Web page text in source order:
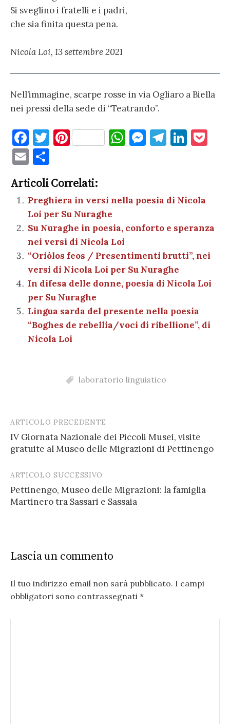
Si sveglino i fratelli e i padri,
che sia finita questa pena.
Nicola Loi, 13 settembre 2021
Nell’immagine, scarpe rosse in via Ogliaro a Biella
nei pressi della sede di “Teatrando”.
F
a
c
e
b
o
o
k
T
te
r
Pi
es
t
W
A
p
M
g
er
T
a
Li
dI
E
m
ai
l
o
n
di
vi
di
Articoli Correlati:
Preghiera in versi nella poesia di Nicola
Loi per Su Nuraghe
Su Nuraghe in poesia, conforto e speranza
nei versi di Nicola Loi
“Oriòlos feos / Presentimenti brutti”, nei
versi di Nicola Loi per Su Nuraghe
In difesa delle donne, poesia di Nicola Loi
per Su Nuraghe
Lingua sarda del presente nella poesia
“Boghes de rebellia/voci di ribellione”, di
Nicola Loi
laboratorio linguistico
Post
navigation
ARTICOLO PRECEDENTE
IV Giornata Nazionale dei Piccoli Musei, visite
gratuite al Museo delle Migrazioni di Pettinengo
ARTICOLO SUCCESSIVO
Pettinengo, Museo delle Migrazioni: la famiglia
Martinero tra Sassari e Sassaia
Lascia un commento
Il tuo indirizzo email non sarà pubblicato. I campi
obbligatori sono contrassegnati *